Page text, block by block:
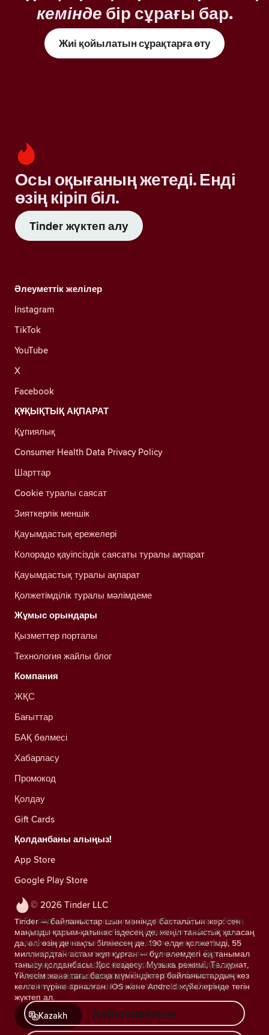
кемінде бір сұрағы бар.
Жиі қойылатын сұрақтарға өту
Осы оқығаның жетеді. Енді
өзің кіріп біл.
Tinder жүктеп алу
© 2026 Tinder LLC
Tinder — байланыстар шын мәнінде басталатын жер: сен
маңызды қарым-қатынас іздесең де, жеңіл таныстық қаласаң
да, әлі өзің де нақты білмесең де. 190 елде қолжетімді, 55
миллиардтан астам жұп құрған — бұл әлемдегі ең танымал
танысу қолданбасы. Қос кездесу, Музыка режимі, Төлқұжат,
Үйлесім және тағы басқа мүмкіндіктер байланыстардың кез
келген түріне арналған. iOS және Android жүйелерінде тегін
жүктеп ал.
Kazakh
Әлеуметтік желілер
Instagram
TikTok
YouTube
X
Facebook
ҚҰҚЫҚТЫҚ АҚПАРАТ
Құпиялық
Consumer Health Data Privacy Policy
Шарттар
Cookie туралы саясат
Зияткерлік меншік
Қауымдастық ережелері
Колорадо қауіпсіздік саясаты туралы ақпарат
Қауымдастық туралы ақпарат
Қолжетімділік туралы мәлімдеме
Жұмыс орындары
Қызметтер порталы
Технология жайлы блог
Компания
ЖҚС
Бағыттар
БАҚ бөлмесі
Хабарласу
Промокод
Қолдау
Gift Cards
Қолданбаны алыңыз!
App Store
Google Play Store
Біз сіздің құпиялылығыңызды сақтаймыз. Біз және біздің
серіктестеріміз трекерлерді пайдаланып, веб-сайттың
аудиториясын есептейді және сіздерге ұсыныстар
көрсетіп, Tinder операцияларын жақсартады. Біз
пайдаланатын cookie файлдары және провайдерлері
туралы қосымша ақпарат. Параметрлер бөлімінде кез
келген уақытта келісімнен бас тартуыңызға болады.
Қабылдаймын